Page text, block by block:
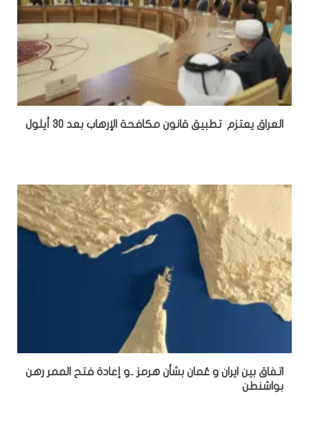
العراق يعتزم تطبيق قانون مكافحة الإرهاب بعد 30 أيلول
اتفاق بين ايران و عُمان بشأن هرمز ..و إعادة فتح الممر رهن
بواشنطن